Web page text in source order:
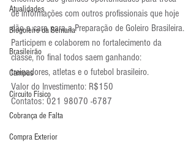
Atualidades
Blogoleiro da Semana
Brasileirão
Campus
Circuito Físico
Cobrança de Falta
Compra Exterior
de informações com outros profissionais que hoje
dão a cara para a Preparação de Goleiro Brasileira.
Participem e colaborem no fortalecimento da
classe, no final todos saem ganhando:
treinadores, atletas e o futebol brasileiro.
Valor do Investimento: R$150
Contatos: 021 98070 -6787